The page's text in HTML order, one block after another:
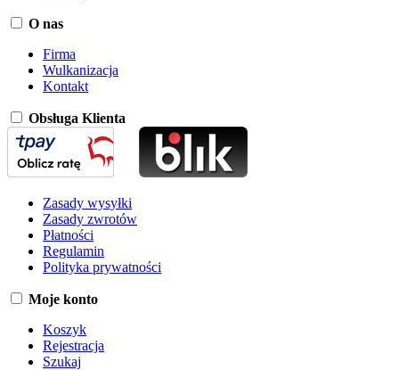
O nas
Firma
Wulkanizacja
Kontakt
Obsługa Klienta
Zasady wysyłki
Zasady zwrotów
Płatności
Regulamin
Polityka prywatności
Moje konto
Koszyk
Rejestracja
Szukaj